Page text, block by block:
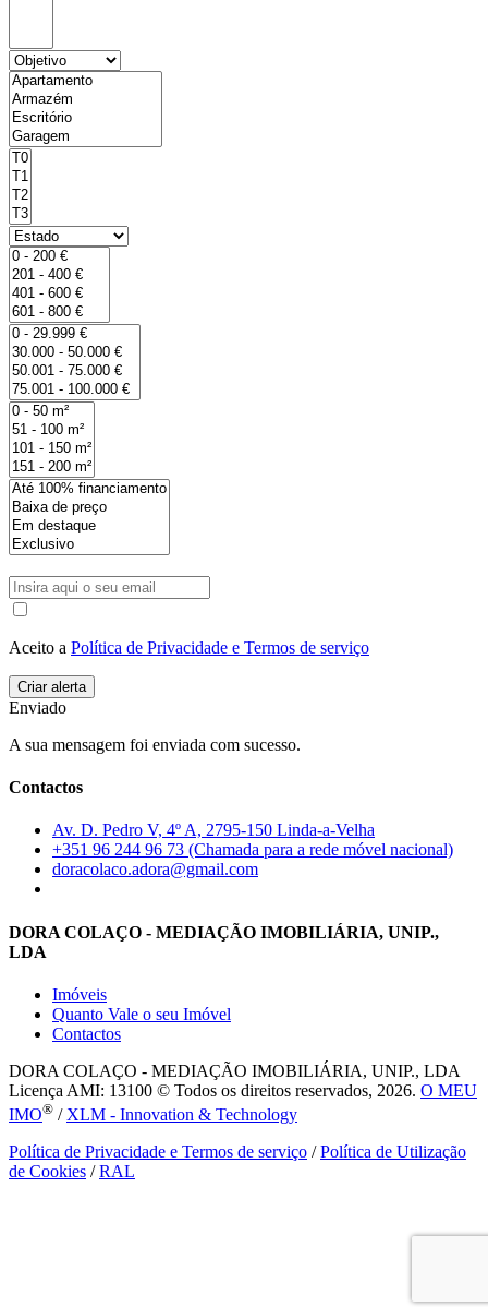
Aceito a Política de Privacidade e Termos de serviço
Enviado
A sua mensagem foi enviada com sucesso.
Contactos
Av. D. Pedro V, 4º A, 2795-150 Linda-a-Velha
+351 96 244 96 73 (Chamada para a rede móvel nacional)
doracolaco.adora@gmail.com
DORA COLAÇO - MEDIAÇÃO IMOBILIÁRIA, UNIP.,
LDA
Imóveis
Quanto Vale o seu Imóvel
Contactos
DORA COLAÇO - MEDIAÇÃO IMOBILIÁRIA, UNIP., LDA
Licença AMI: 13100 © Todos os direitos reservados, 2026. O MEU
IMO® / XLM - Innovation & Technology
Política de Privacidade e Termos de serviço /Política de Utilização
de Cookies /RAL